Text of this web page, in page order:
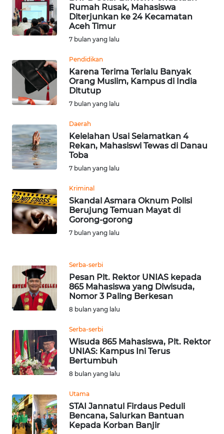
Rumah Rusak, Mahasiswa
Diterjunkan ke 24 Kecamatan
Aceh Timur
7 bulan yang lalu
Pendidikan
Karena Terima Terlalu Banyak
Orang Muslim, Kampus di India
Ditutup
7 bulan yang lalu
Daerah
Kelelahan Usai Selamatkan 4
Rekan, Mahasiswi Tewas di Danau
Toba
7 bulan yang lalu
Kriminal
Skandal Asmara Oknum Polisi
Berujung Temuan Mayat di
Gorong-gorong
7 bulan yang lalu
Serba-serbi
Pesan Plt. Rektor UNIAS kepada
865 Mahasiswa yang Diwisuda,
Nomor 3 Paling Berkesan
8 bulan yang lalu
Serba-serbi
Wisuda 865 Mahasiswa, Plt. Rektor
UNIAS: Kampus Ini Terus
Bertumbuh
8 bulan yang lalu
Utama
STAI Jannatul Firdaus Peduli
Bencana, Salurkan Bantuan
Kepada Korban Banjir
WN
KALTARA
WN
KALSEL
WN
KALTIM
WN
SULSEL
WN
WN
SULUT
WN
MALUT
DAIRI
WN
DANAU
TOBA
WN
NIAS